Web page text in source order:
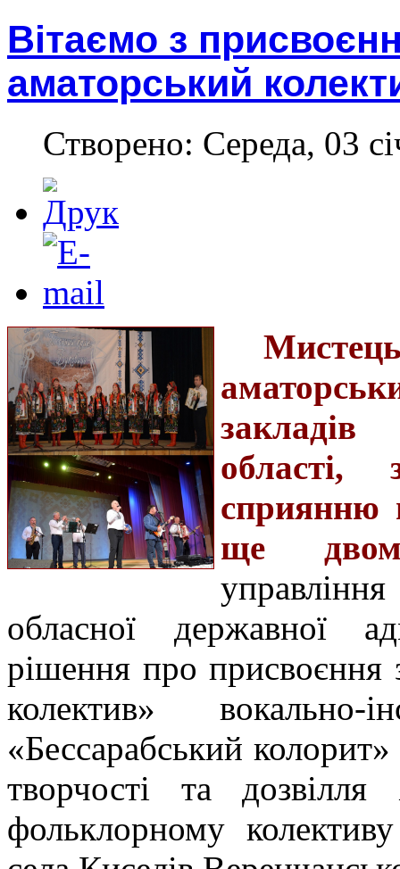
Вітаємо з
аматорський
Створено: Середа, 03
області,
сприянню
ще
обласної державної
рішення про присвоєння
колектив» вокально-
«Бессарабський
творчості та
фольклорному